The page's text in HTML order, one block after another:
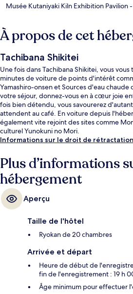
Musée Kutaniyaki Kiln Exhibition Pavilion
À propos de cet
Tachibana Shikitei
Une fois dans Tachibana Shikitei, vous
minutes de voiture de points d'intérêt
Yamashiro-onsen et Sources d'eau chaude
votre séjour, donnez-vous en à cœur joie
fois bien détendu, vous savourerez
attendent au café. En voiture depuis
également vite rejoint des sites comme
culturel Yunokuni no Mori.
Informations sur le droit de rétractation
Plus d’informations
hébergement
Aperçu
Taille de l'hôtel
Ryokan de 20 chambres
Arrivée et départ
Heure de début de
fin de l'enregistrement : 19 h
Âge minimum pour effectuer